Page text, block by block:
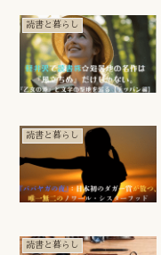
読書と暮らし
読書と暮らし
読書と暮らし